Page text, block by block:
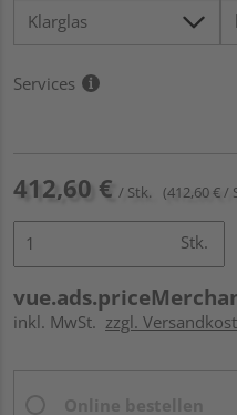
Services
412,60 € / Stk. (412,60 € /
Stk.
inkl. MwSt. zzgl.